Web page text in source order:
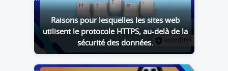
Raisons pour lesquelles les sites web
utilisent le protocole HTTPS, au-delà de la
sécurité des données.